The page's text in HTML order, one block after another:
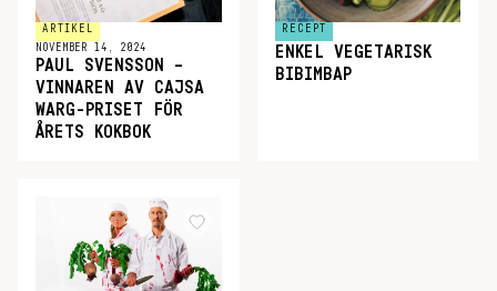
ARTIKEL
NOVEMBER 14, 2024
PAUL SVENSSON –
VINNAREN AV CAJSA
WARG-PRISET FÖR
ÅRETS KOKBOK
RECEPT
ENKEL VEGETARISK
BIBIMBAP